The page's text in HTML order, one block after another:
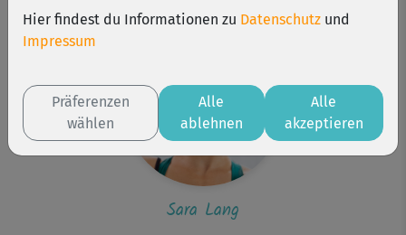
Sara Lang
Hier findest du Informationen zu Datenschutz und
Impressum
Präferenzen
wählen
Alle
ablehnen
Alle
akzeptieren